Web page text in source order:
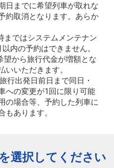
日までに希望列車が取れな
約取消となります。あらか
まではシステムメンテナン
内の予約はできません。
望から旅行代金が増額とな
いいただきます。
行出発日前日まで同日・
への変更が1回に限り可能
の場合等、予約した列車に
もあります。
選択してください